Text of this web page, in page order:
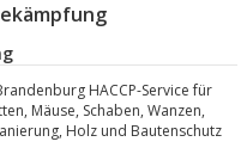
HACCP-Service für
Mäuse, Schaben, Wanzen,
Holz und Bautenschutz